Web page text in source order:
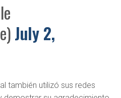
July 2,
también utilizó sus redes